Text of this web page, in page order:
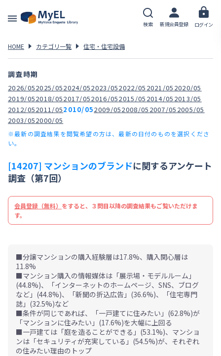
検索 新規会員登録 ログイン
HOME カテゴリ一覧 住宅・住宅設備
調査時期
2026/052025/052024/052023/052022/05 2021/05 2020/05
2019/052018/052017/052016/052015/05 2014/05 2013/05
2012/052011/052010/052009/052008/05 2007/05 2005/05
2003/052000/05
※最新の調査結果を閲覧希望の方は、最新の日付のものを選択くださ
い。
[14207] マンションのブランドに関するアンケート
調査（第7回）
会員登録（無料） をすると、３問目以降の調査結果もご覧いただけま
す。
■分譲マンションの購入経験層は17.8%、購入関心層は
11.8%
■マンション購入の情報媒体は「展示場・モデルルーム」
(44.8%)、「インターネットのホームページ、SNS、ブログ
など」(44.8%)、「新聞の折込広告」(36.6%)、「住宅専門
誌」(32.5%)など
■条件が同じであれば、「一戸建てに住みたい」(62.8%)が
「マンションに住みたい」(17.6%)を大幅に上回る
■一戸建ては「庭を造ることができる」(53.1%)、マンショ
ンは「セキュリティが充実している」(54.5%)が、それぞれ
の住みたい理由のトップ